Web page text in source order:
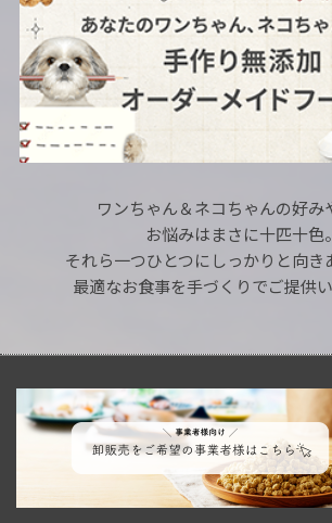
ワンちゃん＆ネコちゃんの好み
お悩みはまさに十匹十色。
それら一つひとつにしっかりと向き
最適なお食事を手づくりでご提供い